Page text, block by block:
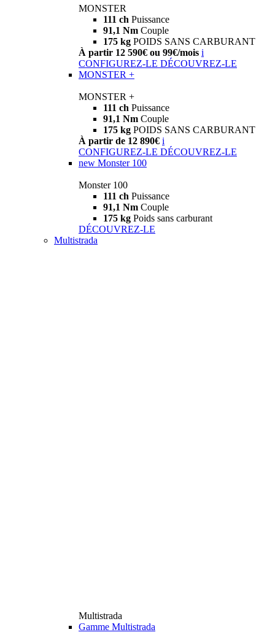
MONSTER
111 ch Puissance
91,1 Nm Couple
175 kg POIDS SANS CARBURANT
À partir 12 590€ ou 99€/mois i
CONFIGUREZ-LE DÉCOUVREZ-LE
MONSTER +
MONSTER +
111 ch Puissance
91,1 Nm Couple
175 kg POIDS SANS CARBURANT
À partir de 12 890€ i
CONFIGUREZ-LE DÉCOUVREZ-LE
new Monster 100
Monster 100
111 ch Puissance
91,1 Nm Couple
175 kg Poids sans carburant
DÉCOUVREZ-LE
Multistrada
Multistrada
Gamme Multistrada